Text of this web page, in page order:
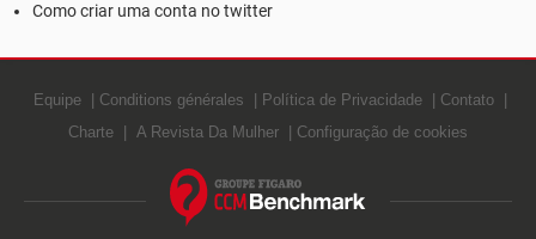
Como criar uma conta no twitter
Equipe Conditions générales Política de Privacidade
Contato
Charte
A Revista Da Mulher Configuração de cookies